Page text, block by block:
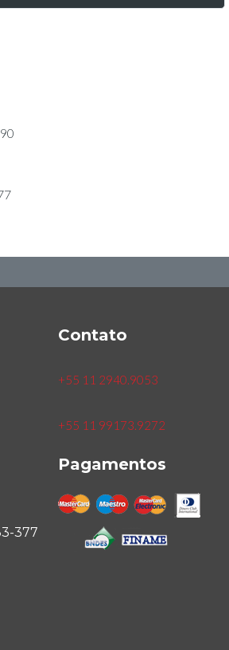
377
Contato
+55 11 2940.9053
+55 11 99173.9272
Pagamentos